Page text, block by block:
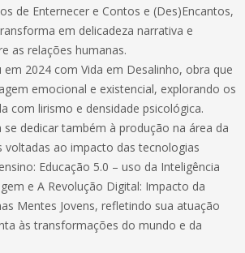
de Enternecer e Contos e (Des)Encantos,
em delicadeza narrativa e
as relações humanas.
2024 com Vida em Desalinho, obra que
emocional e existencial, explorando os
com lirismo e densidade psicológica.
se dedicar também à produção na área da
voltadas ao impacto das tecnologias
Educação 5.0 – uso da Inteligência
e A Revolução Digital: Impacto da
Mentes Jovens, refletindo sua atuação
às transformações do mundo e da